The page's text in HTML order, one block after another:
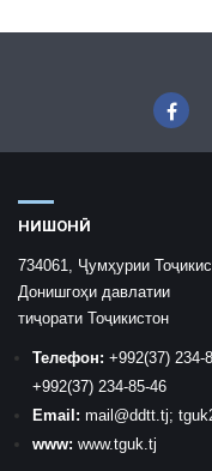
НИШОНӢ
734061, Ҷумҳурии
Донишгоҳи давлатии
тиҷорати Тоҷикистон
Телефон: +992(37) 234-
+992(37) 234-85-46
Email: mail @ddtt.tj;
www: www.tguk.tj